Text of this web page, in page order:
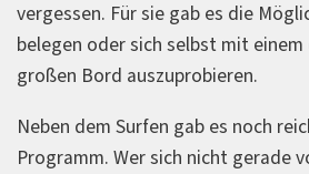
vergessen. Für sie gab es die
belegen oder sich selbst mit
großen Bord auszuprobieren.
Neben dem Surfen gab es noch
Programm. Wer sich nicht gerade